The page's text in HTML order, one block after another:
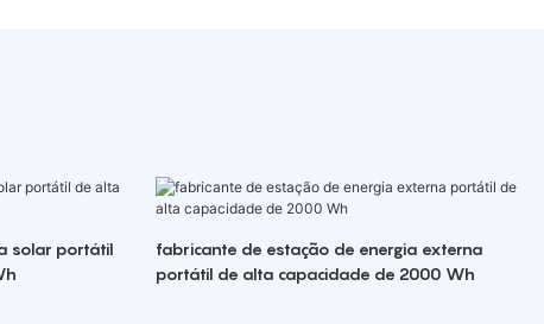
solar portátil
fabricante de estação de energia externa
portátil de alta capacidade de 2000 Wh